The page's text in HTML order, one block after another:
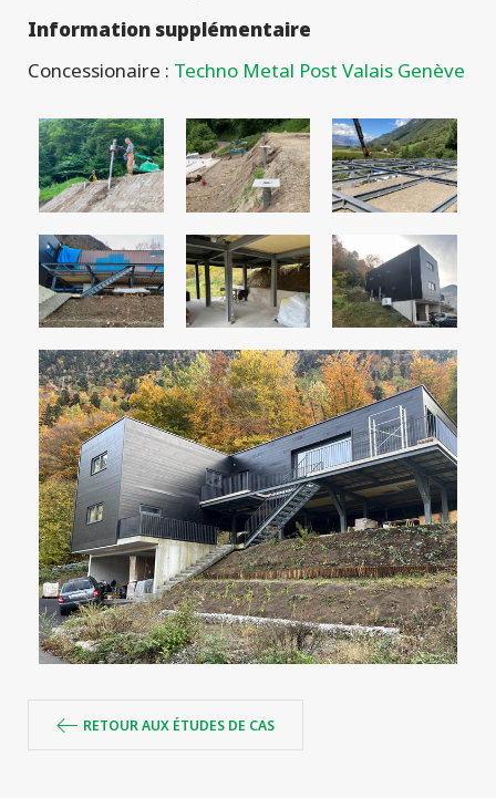
Information supplémentaire
Concessionaire : Techno Metal Post Valais Genève
RETOUR AUX ÉTUDES DE CAS